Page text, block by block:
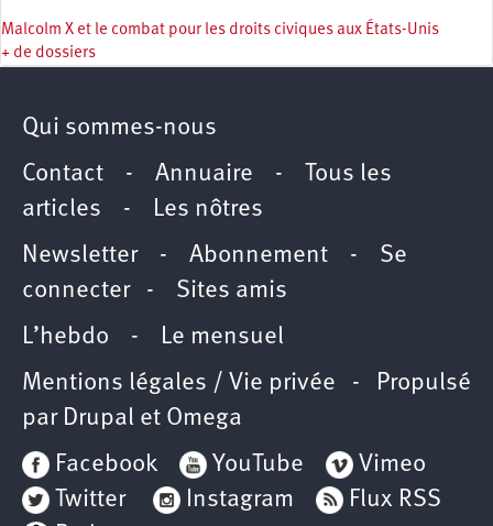
Malcolm X et le combat pour les droits civiques aux États-Unis
+ de dossiers
Qui sommes-nous
Contact - Annuaire -
Tous les
articles - Les nôtres
Newsletter- Abonnement - Se
connecter- Sites amis
L’hebdo - Le mensuel
Mentions légales / Vie privée - Propulsé
par Drupal et Omega
Facebook
YouTube
Vimeo
Twitter
Instagram
Flux RSS